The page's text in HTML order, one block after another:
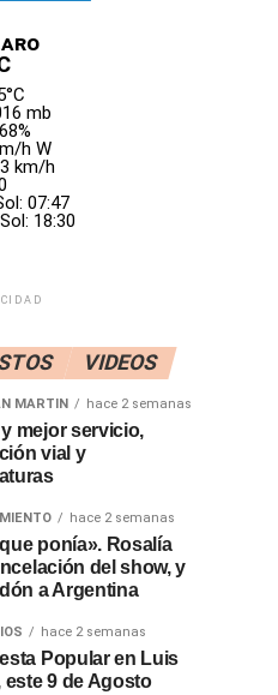
mb
h W
km/h
07:47
18:30
VIDEOS
MARTIN hace 2 semanas
mejor servicio,
vial y
hace 2 semanas
ponía». Rosalía
del show, y
a Argentina
hace 2 semanas
Popular en Luis
este 9 de Agosto